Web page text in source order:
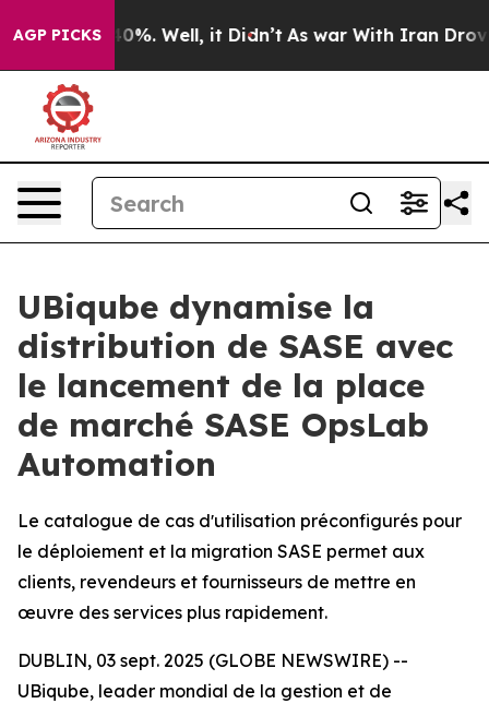
AGP PICKS40%. Well, it Didn’t As war With Iran Drove
UBiqube dynamise la
distribution de SASE avec
le lancement de la place
de marché SASE OpsLab
Automation
Le catalogue de cas dʼutilisation préconfigurés pour
le déploiement et la migration SASE permet aux
clients, revendeurs et fournisseurs de mettre en
œuvre des services plus rapidement.
DUBLIN, 03 sept. 2025 (GLOBE NEWSWIRE) --
UBiqube, leader mondial de la gestion et de